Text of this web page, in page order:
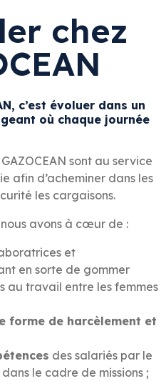
chez
c’est évoluer dans un
où chaque journée
sont au service
afin d’acheminer dans les
les cargaisons.
avons à cœur de :
et
en sorte de gommer
au travail entre les femmes
forme de harcèlement et
des salariés par le
le cadre de missions ;